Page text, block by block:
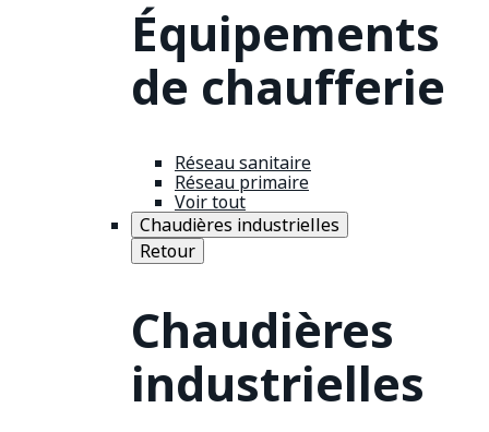
Équipements
de chaufferie
Réseau sanitaire
Réseau primaire
Voir tout
Chaudières industrielles
Retour
Chaudières
industrielles